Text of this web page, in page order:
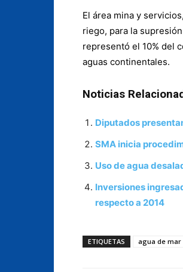
El área mina y
riego, para la
representó el 10% del
aguas continentales.
Noticias
Diputados
SMA inicia
Uso de agua
Inversiones
respecto a 2014
ETIQUETAS agua de mar